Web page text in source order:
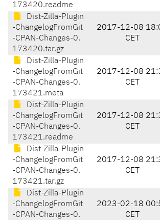
173420.readme
Dist-Zilla-Plugin
-ChangelogFromGit
-CPAN-Changes-0.
173420.tar.gz
2017-12-08
CET
Dist-Zilla-Plugin
-ChangelogFromGit
-CPAN-Changes-0.
173421.meta
2017-12-08
CET
Dist-Zilla-Plugin
-ChangelogFromGit
-CPAN-Changes-0.
173421.readme
2017-12-08
CET
Dist-Zilla-Plugin
-ChangelogFromGit
-CPAN-Changes-0.
173421.tar.gz
2017-12-08
CET
Dist-Zilla-Plugin
-ChangelogFromGit
-CPAN-Changes-0.
2023-02-18
CET